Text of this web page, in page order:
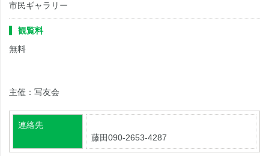
市民ギャラリー
観覧料
無料
主催：写友会
連絡先
藤田090-2653-4287